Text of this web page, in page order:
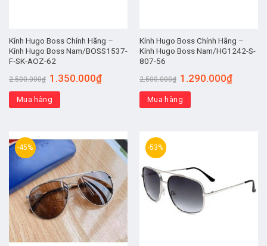
Kính Hugo Boss Chính Hãng –
Kính Hugo Boss Nam/BOSS1537-
F-SK-AOZ-62
2.500.000₫ 1.350.000₫
Mua hàng
Kính Hugo Boss Chính Hãng –
Kính Hugo Boss Nam/HG1242-S-
807-56
2.500.000₫ 1.290.000₫
Mua hàng
-45% -53%